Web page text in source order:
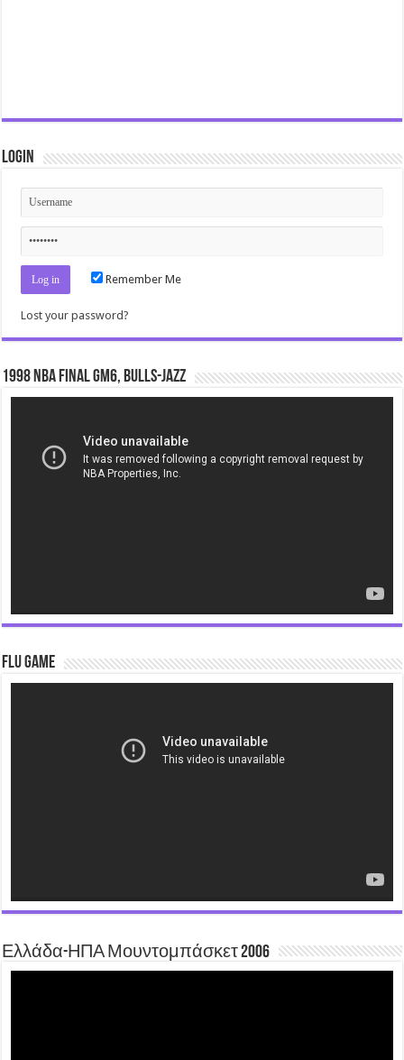
Login
Remember Me
Lost your password?
1998 NBA Final gm6, Bulls-Jazz
Flu Game
Ελλάδα-ΗΠΑ Μουντομπάσκετ 2006